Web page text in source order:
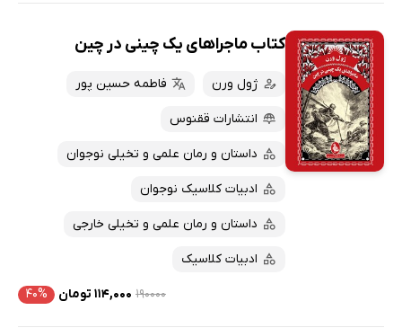
کتاب ماجراهای یک چینی در چین
ژول ورن فاطمه حسین پور
انتشارات ققنوس
داستان و رمان علمی و تخیلی نوجوان
ادبیات کلاسیک نوجوان
داستان و رمان علمی و تخیلی خارجی
ادبیات کلاسیک
۱۹۰۰۰۰ ۱۱۴,۰۰۰ تومان ۴۰%